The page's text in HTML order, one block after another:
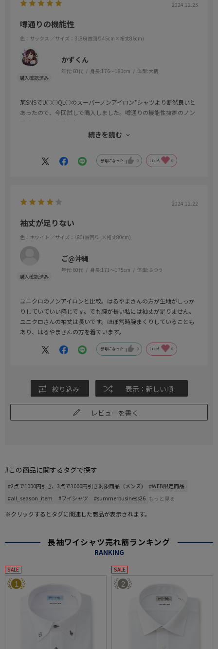
2024.12.23
噂通りの機能性
色：サックス ／サイズ：3L86(首回り45cm×裄丈86cm)
かずくん
年代:60代 身長:176～180cm 体型:大柄
某SNSでU◯◯QL◯のスーパーノンアイロン*シャツより断然良いと
あったので、今回試しで購入しました。噂通りの機能性抜群のノン
アイロンシャツでした。
デザインもおじさんでも来れるシルエットでした。
続きを読む
参考になった 0 Like! 0
2024.12.22
袖丈が足りない
色：ホワイト ／サイズ：L80(首回りL×裄丈80cm)
ご@沖縄
年代:60代 身長:171～175cm 体型:ふつう
ユニクロのノンアイロンと比較。はるやまさんの方が生地がしっか
りしていていい感じです。でも腕が長い私には袖丈が足りません。
ユニクロさんの袖丈は長いです。ほぼ常時腕まくりしていることも
あり、はるやまさんの方を着ています。
参考になった 0 Like! 0
絞り込み 表示：新しい順
レビューを書く
#この商品に関するタグで探す
#2点で1000円引き、3点で3000円引き対象商品（メンズ)
#WEB限定商品
#all_season_item
#ワイシャツ #summerbusiness26 もっと見る
※クリックするとタグに関連した商品が表示されます。
長袖ワイシャツ売れ筋ランキング
RANKING
SALE
1
SALE
2